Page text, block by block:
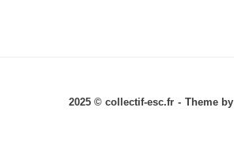
2025 © collectif-esc.fr Theme by